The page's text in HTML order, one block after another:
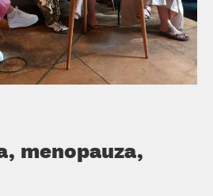
menopauza,